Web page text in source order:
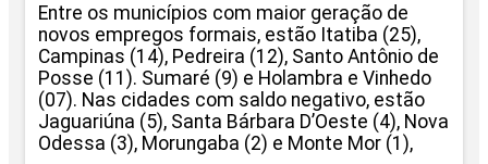
Entre os municípios com maior geração de
novos empregos formais, estão Itatiba (25),
Campinas (14), Pedreira (12), Santo Antônio de
Posse (11). Sumaré (9) e Holambra e Vinhedo
(07). Nas cidades com saldo negativo, estão
Jaguariúna (5), Santa Bárbara D’Oeste (4), Nova
Odessa (3), Morungaba (2) e Monte Mor (1),